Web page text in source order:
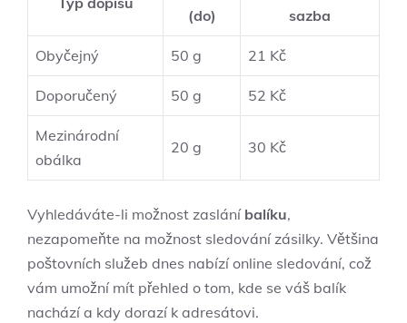
(do)
sazba
Obyčejný 50 g 21 Kč
Doporučený 50 g 52 Kč
Mezinárodní
obálka
20 g 30 Kč
Vyhledáváte-li možnost zaslání balíku,
nezapomeňte na možnost sledování zásilky. Většina
poštovních služeb dnes nabízí online sledování, což
vám umožní mít přehled o tom, kde se váš balík
nachází a kdy dorazí k adresátovi.